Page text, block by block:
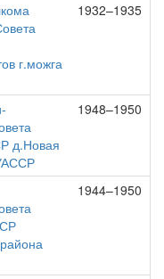
г.можга
1932–1935
д.Новая
1948–1950
1944–1950